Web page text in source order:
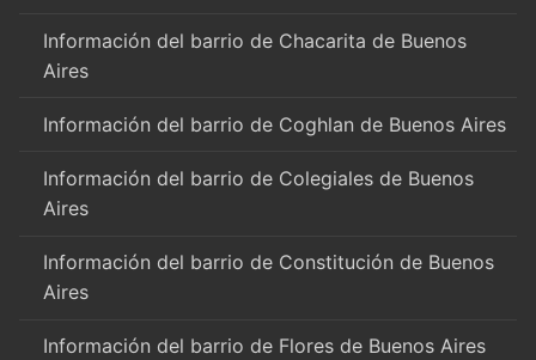
Información del barrio de Chacarita de Buenos
Aires
Información del barrio de Coghlan de Buenos Aires
Información del barrio de Colegiales de Buenos
Aires
Información del barrio de Constitución de Buenos
Aires
Información del barrio de Flores de Buenos Aires